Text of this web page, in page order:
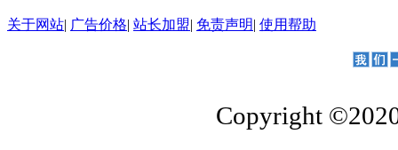
关于网站| 广告价格| 站长加盟| 免责声明| 使用帮助
Copyright